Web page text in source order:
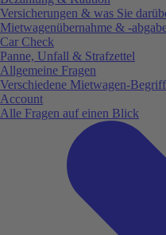
Versicherungen & was Sie
Mietwagenübernahme & -
Car Check
Panne, Unfall & Strafzettel
Allgemeine Fragen
Verschiedene Mietwagen-
Account
Alle Fragen auf einen Blick